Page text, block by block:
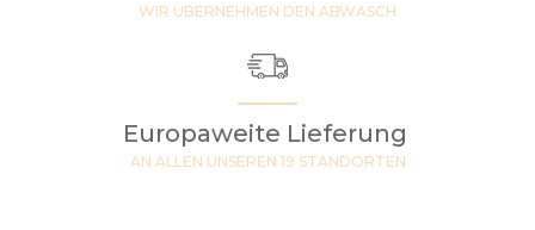
WIR ÜBERNEHMEN DEN ABWASCH
Europaweite Lieferung
AN ALLEN UNSEREN 19 STANDORTEN